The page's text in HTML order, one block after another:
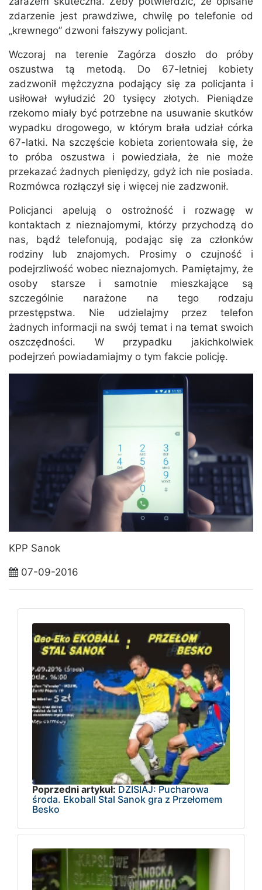
zdarzenie jest prawdziwe, chwilę po telefonie od
„krewnego” dzwoni fałszywy policjant.
Wczoraj na terenie Zagórza doszło do próby
oszustwa tą metodą. Do 67-letniej kobiety
zadzwonił mężczyzna podający się za policjanta i
usiłował wyłudzić 20 tysięcy złotych. Pieniądze
rzekomo miały być potrzebne na usuwanie skutków
wypadku drogowego, w którym brała udział córka
67-latki. Na szczęście kobieta zorientowała się, że
to próba oszustwa i powiedziała, że nie może
przekazać żadnych pieniędzy, gdyż ich nie posiada.
Rozmówca rozłączył się i więcej nie zadzwonił.
Policjanci apelują o ostrożność i rozwagę w
kontaktach z nieznajomymi, którzy przychodzą do
nas, bądź telefonują, podając się za członków
rodziny lub znajomych. Prosimy o czujność i
podejrzliwość wobec nieznajomych. Pamiętajmy, że
osoby starsze i samotnie mieszkające są
szczególnie narażone na tego rodzaju
przestępstwa. Nie udzielajmy przez telefon
żadnych informacji na swój temat i na temat swoich
oszczędności. W przypadku jakichkolwiek
podejrzeń powiadamiajmy o tym fakcie policję.
KPP Sanok
07-09-2016
Poprzedni artykuł: DZISIAJ: Pucharowa
środa. Ekoball Stal Sanok gra z Przełomem
Besko